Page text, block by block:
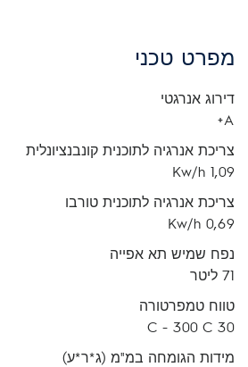
מפרט טכני
דירוג אנרגטי
A+
צריכת אנרגיה לתוכנית קונבנציונלית
1,09 Kw/h
צריכת אנרגיה לתוכנית טורבו
0,69 Kw/h
נפח שמיש תא אפייה
71 ליטר
טווח טמפרטורה
30 C - 300 C
מידות הגומחה במ"מ (ג*ר*ע)